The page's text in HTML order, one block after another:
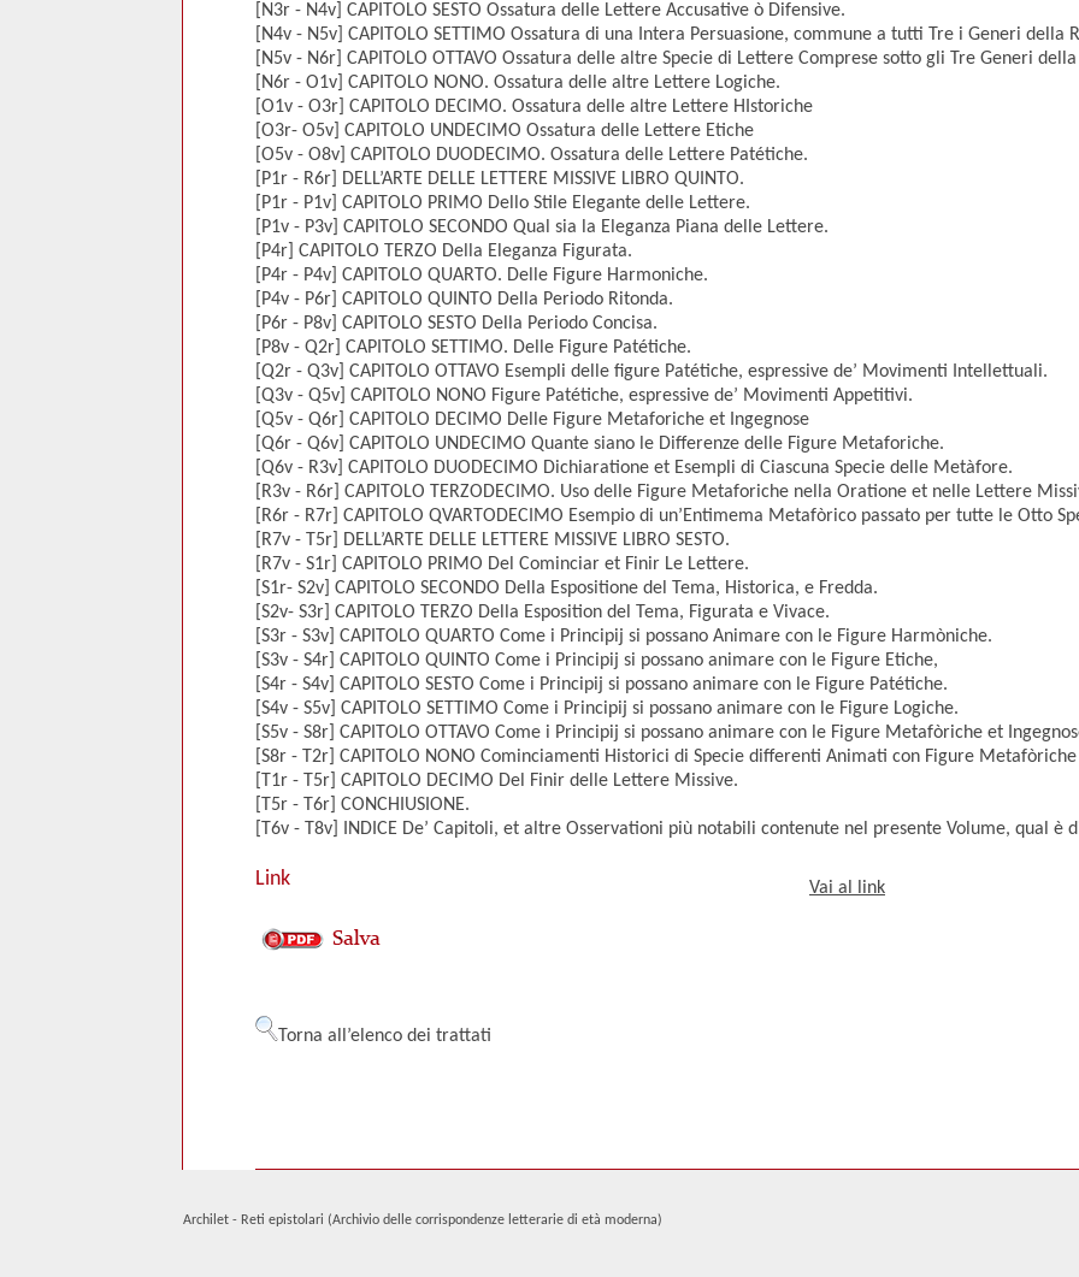
[N3r - N4v] CAPITOLO SESTO Ossatura delle Lettere Accusative ò Difensive.
[N4v - N5v] CAPITOLO SETTIMO Ossatura di una Intera Persuasione, commune a tutti Tre i Generi della
[N5v - N6r] CAPITOLO OTTAVO Ossatura delle altre Specie di Lettere Comprese sotto gli Tre Generi
[N6r - O1v] CAPITOLO NONO. Ossatura delle altre Lettere Logiche.
[O1v - O3r] CAPITOLO DECIMO. Ossatura delle altre Lettere HIstoriche
[O3r- O5v] CAPITOLO UNDECIMO Ossatura delle Lettere Etiche
[O5v - O8v] CAPITOLO DUODECIMO. Ossatura delle Lettere Patétiche.
[P1r - R6r] DELL’ARTE DELLE LETTERE MISSIVE LIBRO QUINTO.
[P1r - P1v] CAPITOLO PRIMO Dello Stile Elegante delle Lettere.
[P1v - P3v] CAPITOLO SECONDO Qual sia la Eleganza Piana delle Lettere.
[P4r] CAPITOLO TERZO Della Eleganza Figurata.
[P4r - P4v] CAPITOLO QUARTO. Delle Figure Harmoniche.
[P4v - P6r] CAPITOLO QUINTO Della Periodo Ritonda.
[P6r - P8v] CAPITOLO SESTO Della Periodo Concisa.
[P8v - Q2r] CAPITOLO SETTIMO. Delle Figure Patétiche.
[Q2r - Q3v] CAPITOLO OTTAVO Esempli delle figure Patétiche, espressive de’ Movimenti Intellettuali.
[Q3v - Q5v] CAPITOLO NONO Figure Patétiche, espressive de’ Movimenti Appetitivi.
[Q5v - Q6r] CAPITOLO DECIMO Delle Figure Metaforiche et Ingegnose
[Q6r - Q6v] CAPITOLO UNDECIMO Quante siano le Differenze delle Figure Metaforiche.
[Q6v - R3v] CAPITOLO DUODECIMO Dichiaratione et Esempli di Ciascuna Specie delle Metàfore.
[R3v - R6r] CAPITOLO TERZODECIMO. Uso delle Figure Metaforiche nella Oratione et nelle Lettere
[R6r - R7r] CAPITOLO QVARTODECIMO Esempio di un’Entimema Metafòrico passato per tutte le Otto
[R7v - T5r] DELL’ARTE DELLE LETTERE MISSIVE LIBRO SESTO.
[R7v - S1r] CAPITOLO PRIMO Del Cominciar et Finir Le Lettere.
[S1r- S2v] CAPITOLO SECONDO Della Espositione del Tema, Historica, e Fredda.
[S2v- S3r] CAPITOLO TERZO Della Esposition del Tema, Figurata e Vivace.
[S3r - S3v] CAPITOLO QUARTO Come i Principij si possano Animare con le Figure Harmòniche.
[S3v - S4r] CAPITOLO QUINTO Come i Principij si possano animare con le Figure Etiche,
[S4r - S4v] CAPITOLO SESTO Come i Principij si possano animare con le Figure Patétiche.
[S4v - S5v] CAPITOLO SETTIMO Come i Principij si possano animare con le Figure Logiche.
[S5v - S8r] CAPITOLO OTTAVO Come i Principij si possano animare con le Figure Metafòriche et
[S8r - T2r] CAPITOLO NONO Cominciamenti Historici di Specie differenti Animati con Figure Metafòriche
[T1r - T5r] CAPITOLO DECIMO Del Finir delle Lettere Missive.
[T5r - T6r] CONCHIUSIONE.
[T6v - T8v] INDICE De’ Capitoli, et altre Osservationi più notabili contenute nel presente Volume, qual è
Link Vai al link
Torna all’elenco dei trattati
Archilet - Reti epistolari (Archivio delle corrispondenze letterarie di età moderna)